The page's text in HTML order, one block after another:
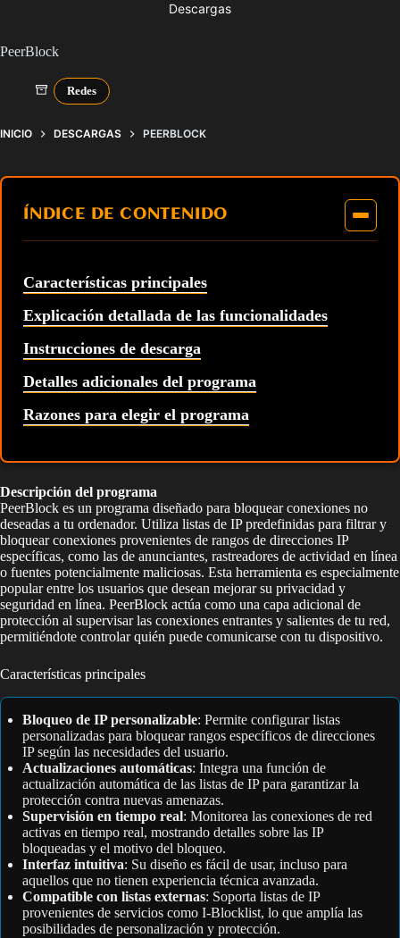
Descargas
PeerBlock
Redes
INICIO DESCARGAS PEERBLOCK
ÍNDICE DE CONTENIDO
Características principales
Explicación detallada de las funcionalidades
Instrucciones de descarga
Detalles adicionales del programa
Razones para elegir el programa
Descripción del programa
PeerBlock es un programa diseñado para bloquear conexiones no
deseadas a tu ordenador. Utiliza listas de IP predefinidas para filtrar y
bloquear conexiones provenientes de rangos de direcciones IP
específicas, como las de anunciantes, rastreadores de actividad en línea
o fuentes potencialmente maliciosas. Esta herramienta es especialmente
popular entre los usuarios que desean mejorar su privacidad y
seguridad en línea. PeerBlock actúa como una capa adicional de
protección al supervisar las conexiones entrantes y salientes de tu red,
permitiéndote controlar quién puede comunicarse con tu dispositivo.
Características principales
Bloqueo de IP personalizable: Permite configurar listas
personalizadas para bloquear rangos específicos de direcciones
IP según las necesidades del usuario.
Actualizaciones automáticas: Integra una función de
actualización automática de las listas de IP para garantizar la
protección contra nuevas amenazas.
Supervisión en tiempo real: Monitorea las conexiones de red
activas en tiempo real, mostrando detalles sobre las IP
bloqueadas y el motivo del bloqueo.
Interfaz intuitiva: Su diseño es fácil de usar, incluso para
aquellos que no tienen experiencia técnica avanzada.
Compatible con listas externas: Soporta listas de IP
provenientes de servicios como I-Blocklist, lo que amplía las
posibilidades de personalización y protección.